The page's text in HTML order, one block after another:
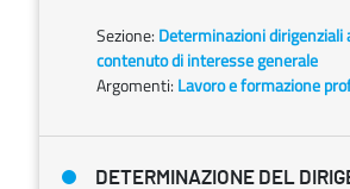
Sezione: Determinazioni dirigenziali
contenuto di interesse generale
Argomenti: Lavoro e formazione
DETERMINAZIONE DEL